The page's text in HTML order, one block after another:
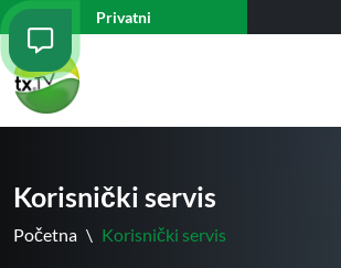
Privatni
Korisnički servis
Početna \ Korisnički servis